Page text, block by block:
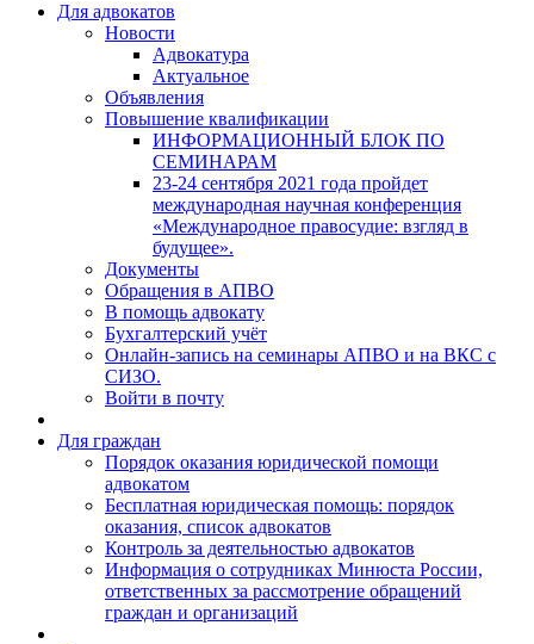
Для адвокатов
Новости
Адвокатура
Актуальное
Объявления
Повышение квалификации
ИНФОРМАЦИОННЫЙ БЛОК ПО
СЕМИНАРАМ
23-24 сентября 2021 года пройдет
международная научная конференция
«Международное правосудие: взгляд в
будущее».
Документы
Обращения в АПВО
В помощь адвокату
Бухгалтерский учёт
Онлайн-запись на семинары АПВО и на ВКС с
СИЗО.
Войти в почту
Для граждан
Порядок оказания юридической помощи
адвокатом
Бесплатная юридическая помощь: порядок
оказания, список адвокатов
Контроль за деятельностью адвокатов
Информация о сотрудниках Минюста России,
ответственных за рассмотрение обращений
граждан и организаций